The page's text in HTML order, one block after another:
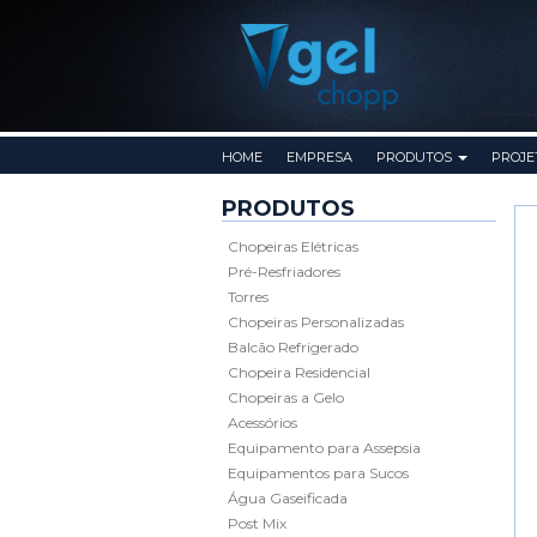
HOME EMPRESA PRODUTOS
PRODUTOS
Chopeiras Elétricas
Pré-Resfriadores
Torres
Chopeiras Personalizadas
Balcão Refrigerado
Chopeira Residencial
Chopeiras a Gelo
Acessórios
Equipamento para Assepsia
Equipamentos para Sucos
Água Gaseificada
Post Mix